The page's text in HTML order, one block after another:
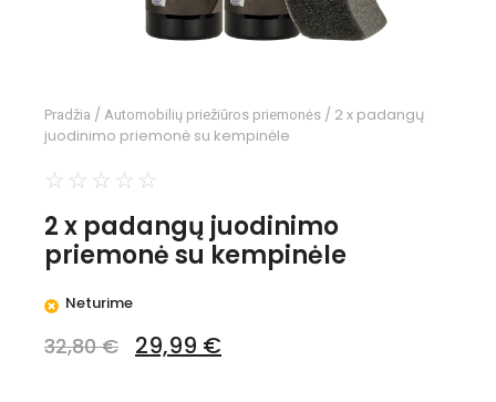
Pradžia / Automobilių priežiūros priemonės / 2 x padangų
juodinimo priemonė su kempinėle
☆ ☆ ☆ ☆ ☆
2 x padangų juodinimo
priemonė su kempinėle
Neturime
32,80€ 29,99 €